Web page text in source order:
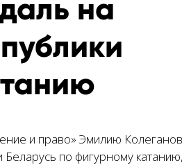
на
и право» Эмилию
по фигурному катанию,